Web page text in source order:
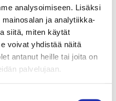
analysoimiseen. Lisäksi
ja analytiikka-
siitä, miten käytät
voivat yhdistää näitä
antanut heille tai joita on
palvelujaan.